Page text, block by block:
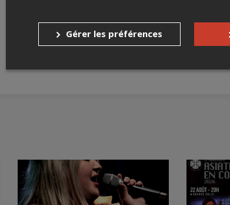
Gérer les préférences